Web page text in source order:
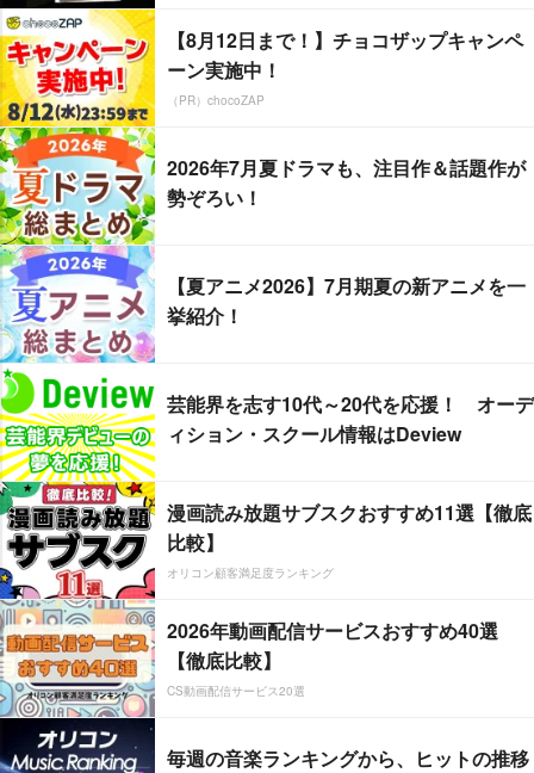
【8月12日まで！】チョコザップキャンペ
ーン実施中！
（PR）chocoZAP
2026年7月夏ドラマも、注目作＆話題作が
勢ぞろい！
【夏アニメ2026】7月期夏の新アニメを一
挙紹介！
芸能界を志す10代～20代を応援！ オーデ
ィション・スクール情報はDeview
漫画読み放題サブスクおすすめ11選【徹底
比較】
オリコン顧客満足度ランキング
2026年動画配信サービスおすすめ40選
【徹底比較】
CS動画配信サービス20選
毎週の音楽ランキングから、ヒットの推移